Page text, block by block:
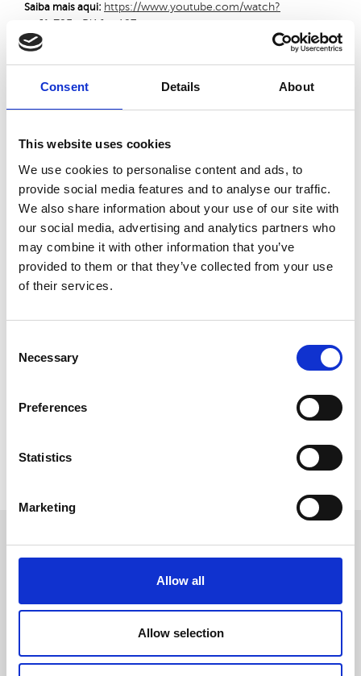
Consent Details About
This website uses cookies
We use cookies to personalise content and ads, to
provide social media features and to analyse our traffic.
We also share information about your use of our site with
our social media, advertising and analytics partners who
may combine it with other information that you’ve
provided to them or that they’ve collected from your use
of their services.
Selection
Necessary
Preferences
Statistics
Marketing
Allow all
Allow selection
Saiba mais aqui: https://www.youtube.com/watch?
v=JfeZ9ErxRjA&t=197s
dia, à sua escolha. Essa refeição pode ser sempre a mesma ou
pode mudar em cada dia da semana.
segunda-feira; o almoço à terça-feira; o lanche à quarta-feira; o
jantar à quinta-feira, etc... ou manter sempre o almoço ou o
jantar por exemplo.
Com este regime o organismo consome a gordura do seu corpo
levando a uma perda de volume rápida. E cerca de 2 a 3 kg em
apenas 7 dias, não devendoNUNCAexceder os 7 dias.
Nota: Estas sugestões, no caso dos diabéticos, terão de ser
Artigos Relacionados:
OUTRASNOTÍCIAS